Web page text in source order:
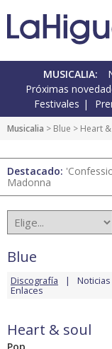
MUSICALIA:
Próximas
Festivales
Musicalia > Blue > Heart
Destacado:
Madonna
Blue
Discografía Noticias
Enlaces
Heart & soul